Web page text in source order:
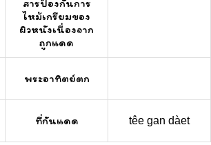
สารป้องกันการ
ไหม้เกรียมของ
ผิวหนังเนื่องจาก
ถูกแดด
พระอาทิตย์ตก
ที่กันแดด têe gan dàet